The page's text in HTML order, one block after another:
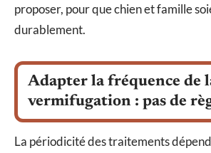
proposer, pour que chien et famille
durablement.
Adapter la fréquence de
vermifugation : pas de
La périodicité des traitements